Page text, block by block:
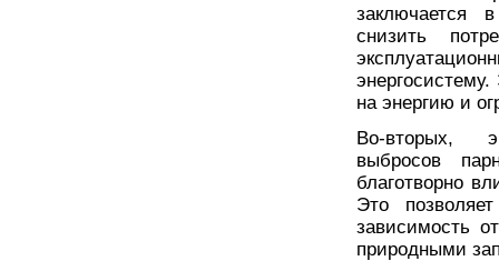
заключается
снизить
на энергию и
Во-вторых,
выбросов
благотворно
Это
зависимость
природными